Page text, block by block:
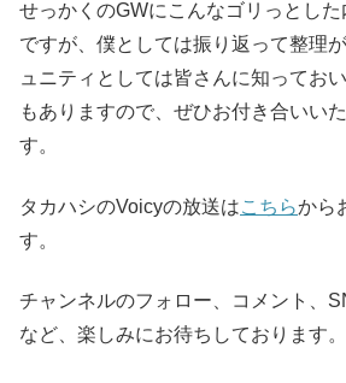
せっかくのGWにこんなゴリっとし
ですが、僕としては振り返って整理
ュニティとしては皆さんに知ってお
もありますので、ぜひお付き合いい
す。
タカハシのVoicyの放送はこちらから
す。
チャンネルのフォロー、コメント、
など、楽しみにお待ちしております。